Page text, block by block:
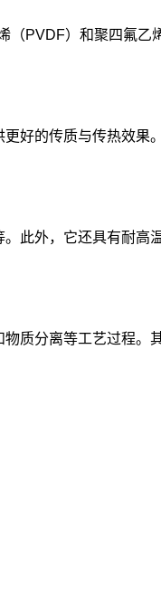
PVDF）和聚四氟
好的传质与传热效果
此外，它还具有耐高
质分离等工艺过程。